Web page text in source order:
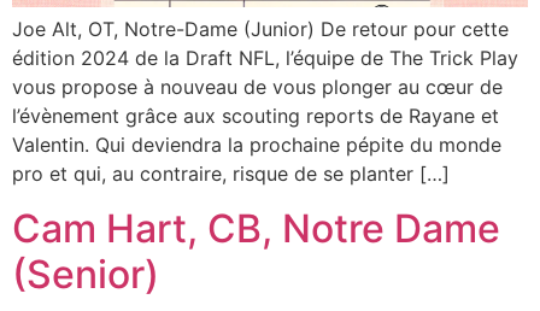
Joe Alt, OT, Notre-Dame (Junior) De retour pour cette
édition 2024 de la Draft NFL, l’équipe de The Trick Play
vous propose à nouveau de vous plonger au cœur de
l’évènement grâce aux scouting reports de Rayane et
Valentin. Qui deviendra la prochaine pépite du monde
pro et qui, au contraire, risque de se planter […]
Cam Hart, CB, Notre Dame
(Senior)